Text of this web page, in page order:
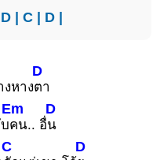
D | C | D |
หาง
D
ตา
Em
คน.. อื่
D
น
C D